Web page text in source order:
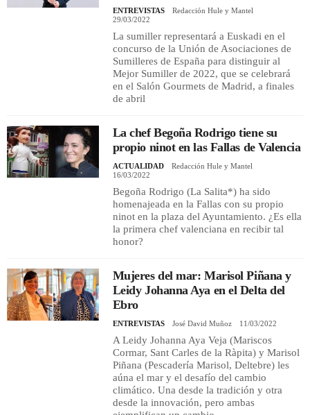
ENTREVISTAS
Redacción Hule y Mantel
29/03/2022
La sumiller representará a Euskadi en el
concurso de la Unión de Asociaciones de
Sumilleres de España para distinguir al
Mejor Sumiller de 2022, que se celebrará
en el Salón Gourmets de Madrid, a finales
de abril
La chef Begoña Rodrigo tiene su
propio ninot en las Fallas de Valencia
ACTUALIDAD
Redacción Hule y Mantel
16/03/2022
Begoña Rodrigo (La Salita*) ha sido
homenajeada en la Fallas con su propio
ninot en la plaza del Ayuntamiento. ¿Es ella
la primera chef valenciana en recibir tal
honor?
Mujeres del mar: Marisol Piñana y
Leidy Johanna Aya en el Delta del
Ebro
ENTREVISTAS José David Muñoz 11/03/2022
A Leidy Johanna Aya Veja (Mariscos
Cormar, Sant Carles de la Ràpita) y Marisol
Piñana (Pescadería Marisol, Deltebre) les
aúna el mar y el desafío del cambio
climático. Una desde la tradición y otra
desde la innovación, pero ambas